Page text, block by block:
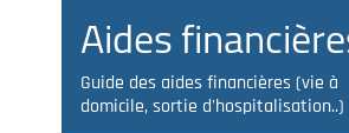
Aides
Guide des aides financières (vie à
domicile, sortie d'hospitalisation..)